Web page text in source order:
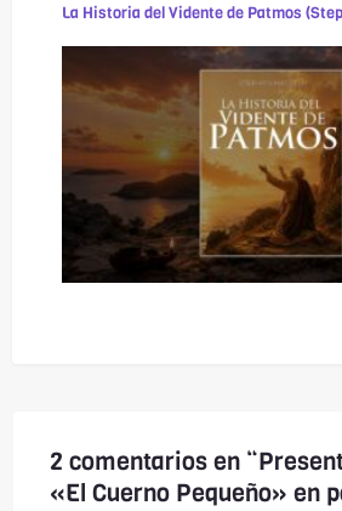
La Historia del Vidente de Patmos
2 comentarios en
«El Cuerno Pequeño» en